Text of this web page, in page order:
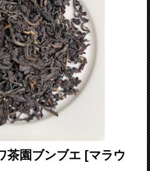
園ブンブエ [マラウ